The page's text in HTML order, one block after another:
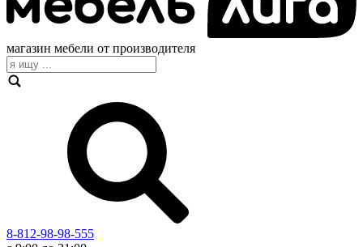
магазин мебели от производителя
8-812-98-98-555